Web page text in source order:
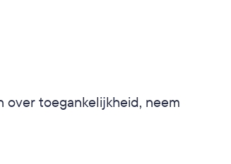
toegankelijkheid, neem